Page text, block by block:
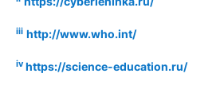
iii http://www.who.int/
iv https://science-education.ru/